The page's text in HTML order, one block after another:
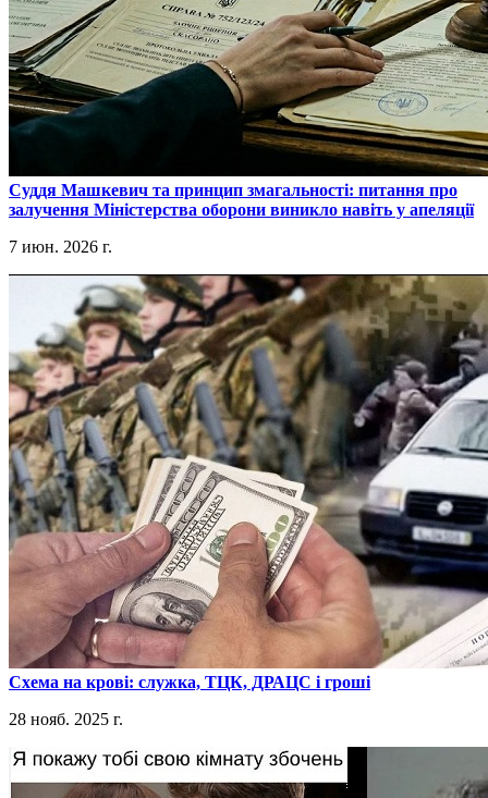
​Суддя Машкевич та принцип змагальності: питання про
залучення Міністерства оборони виникло навіть у апеляції
7 июн. 2026 г.
​Схема на крові: служка, ТЦК, ДРАЦС і гроші
28 нояб. 2025 г.